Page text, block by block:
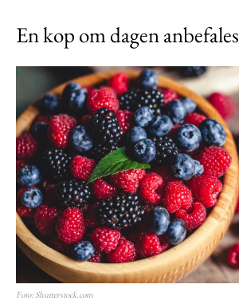
En kop om dagen anbefales
Foto: Shutterstock.com